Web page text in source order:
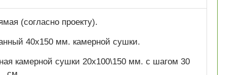
(согласно проекту).
40х150 мм. камерной сушки.
камерной сушки 20х100\150 мм. с шагом 30